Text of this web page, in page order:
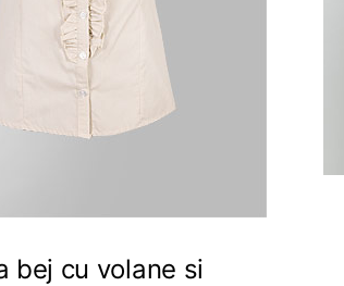
bej cu volane si